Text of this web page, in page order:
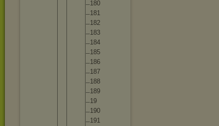
180
181
182
183
184
185
186
187
188
189
19
190
191